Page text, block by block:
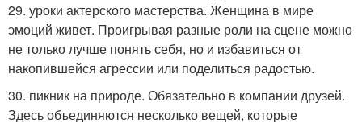
29. уроки актерского мастерства. Женщина в мире
эмоций живет. Проигрывая разные роли на сцене можно
не только лучше понять себя, но и избавиться от
накопившейся агрессии или поделиться радостью.
30. пикник на природе. Обязательно в компании друзей.
Здесь объединяются несколько вещей, которые